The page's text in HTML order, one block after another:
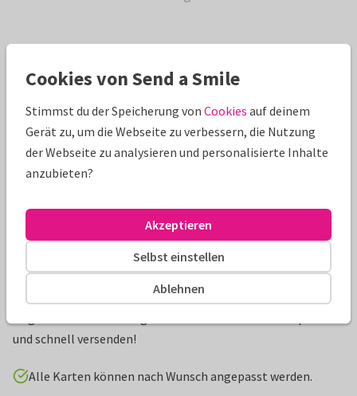
Produktinformation
Schlichte Einladungskarte zur Hochzeit mit Olivenzweig als
und schnell versenden!
Alle Karten können nach Wunsch angepasst werden.
Cookies von Send a Smile
Stimmst du der Speicherung von Cookies auf deinem
Gerät zu, um die Webseite zu verbessern, die Nutzung
der Webseite zu analysieren und personalisierte Inhalte
anzubieten?
Ablehnen
Selbst einstellen
Akzeptieren